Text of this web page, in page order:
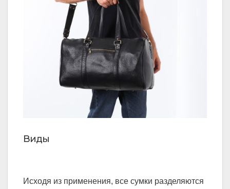
Виды
Исходя из применения, все сумки разделяются